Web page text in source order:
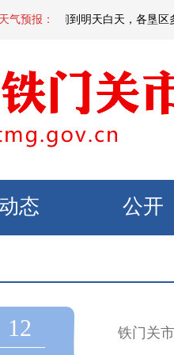
天气预报：
计：今天夜间到明天白天，各垦区
态 公开
12 铁门关